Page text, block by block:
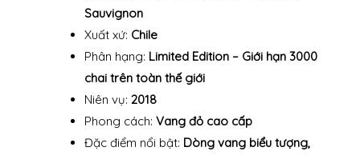
Sauvignon
Xuất xứ: Chile
Phân hạng: Limited Edition – Giới hạn 3000
chai trên toàn thế giới
Niên vụ: 2018
Phong cách: Vang đỏ cao cấp
Đặc điểm nổi bật: Dòng vang biểu tượng,